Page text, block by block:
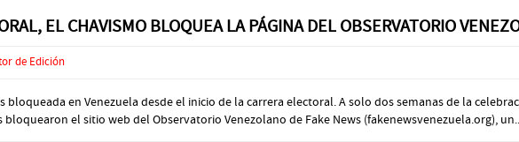
EL CHAVISMO BLOQUEA LA PÁGINA DEL OBSERVATORIO
de Edición
en Venezuela desde el inicio de la carrera electoral. A solo dos semanas de la
el sitio web del Observatorio Venezolano de Fake News (fakenewsvenezuela.org),